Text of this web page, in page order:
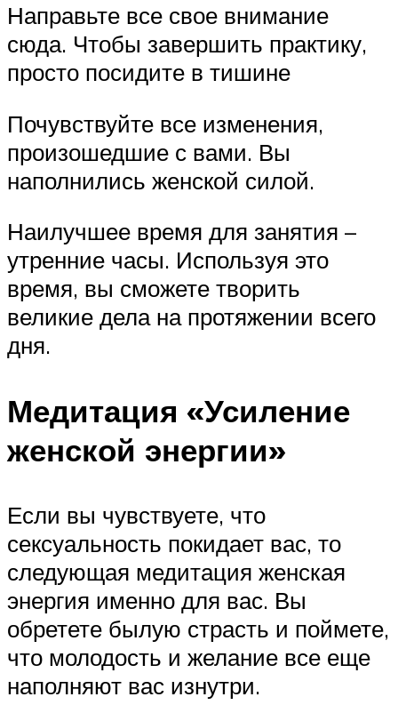
Направьте все свое внимание
сюда. Чтобы завершить практику,
просто посидите в тишине
Почувствуйте все изменения,
произошедшие с вами. Вы
наполнились женской силой.
Наилучшее время для занятия –
утренние часы. Используя это
время, вы сможете творить
великие дела на протяжении всего
дня.
Медитация «Усиление
женской энергии»
Если вы чувствуете, что
сексуальность покидает вас, то
следующая медитация женская
энергия именно для вас. Вы
обретете былую страсть и поймете,
что молодость и желание все еще
наполняют вас изнутри.